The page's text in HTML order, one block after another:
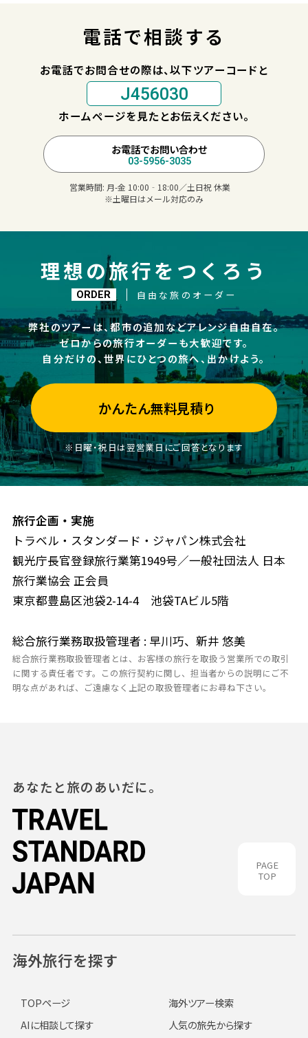
電話で相談する
お電話でお問合せの際は、以下ツアーコードと
J456030
ホームページを見たとお伝えください。
お電話でお問い合わせ
03-5956-3035
営業時間: 月-金 10:00‐18:00／土日祝 休業
※土曜日はメール対応のみ
理想の旅行をつくろう
ORDER 自由な旅のオーダー
弊社のツアーは、都市の追加などアレンジ自由自在。
ゼロからの旅行オーダーも大歓迎です。
自分だけの、世界にひとつの旅へ、出かけよう。
かんたん無料見積り
※日曜・祝日は翌営業日にご回答となります
旅行企画・実施
トラベル・スタンダード・ジャパン株式会社
観光庁長官登録旅行業第1949号／一般社団法人 日本
旅行業協会 正会員
東京都豊島区池袋2-14-4 池袋TAビル5階
総合旅行業務取扱管理者 : 早川巧、新井 悠美
総合旅行業務取扱管理者とは、お客様の旅行を取扱う営業所での取引
に関する責任者です。この旅行契約に関し、担当者からの説明にご不
明な点があれば、ご遠慮なく上記の取扱管理者にお尋ね下さい。
PAGE
TOP
あなたと旅のあいだに。
海外旅行を探す
TOPページ
海外ツアー検索
AIに相談して探す
人気の旅先から探す